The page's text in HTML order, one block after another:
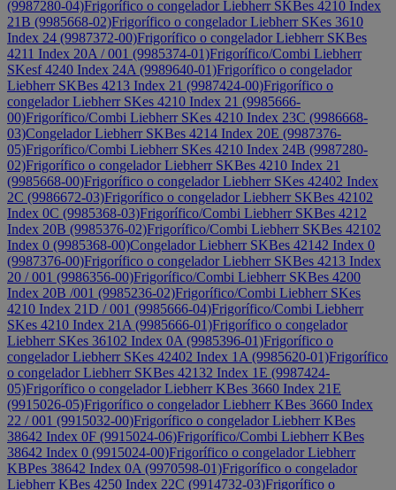
(9987280-04)Frigorífico o congelador Liebherr SKBes 4210 Index
21B (9985668-02)Frigorífico o congelador Liebherr SKes 3610
Index 24 (9987372-00)Frigorífico o congelador Liebherr SKBes
4211 Index 20A / 001 (9985374-01)Frigorífico/Combi Liebherr
SKesf 4240 Index 24A (9989640-01)Frigorífico o congelador
Liebherr SKBes 4213 Index 21 (9987424-00)Frigorífico o
congelador Liebherr SKes 4210 Index 21 (9985666-
00)Frigorífico/Combi Liebherr SKes 4210 Index 23C (9986668-
03)Congelador Liebherr SKBes 4214 Index 20E (9987376-
05)Frigorífico/Combi Liebherr SKes 4210 Index 24B (9987280-
02)Frigorífico o congelador Liebherr SKBes 4210 Index 21
(9985668-00)Frigorífico o congelador Liebherr SKes 42402 Index
2C (9986672-03)Frigorífico o congelador Liebherr SKBes 42102
Index 0C (9985368-03)Frigorífico/Combi Liebherr SKBes 4212
Index 20B (9985376-02)Frigorífico/Combi Liebherr SKBes 42102
Index 0 (9985368-00)Congelador Liebherr SKBes 42142 Index 0
(9987376-00)Frigorífico o congelador Liebherr SKBes 4213 Index
20 / 001 (9986356-00)Frigorífico/Combi Liebherr SKBes 4200
Index 20B /001 (9985236-02)Frigorífico/Combi Liebherr SKes
4210 Index 21D / 001 (9985666-04)Frigorífico/Combi Liebherr
SKes 4210 Index 21A (9985666-01)Frigorífico o congelador
Liebherr SKes 36102 Index 0A (9985396-01)Frigorífico o
congelador Liebherr SKes 42402 Index 1A (9985620-01)Frigorífico
o congelador Liebherr SKBes 42132 Index 1E (9987424-
05)Frigorífico o congelador Liebherr KBes 3660 Index 21E
(9915026-05)Frigorífico o congelador Liebherr KBes 3660 Index
22 / 001 (9915032-00)Frigorífico o congelador Liebherr KBes
38642 Index 0F (9915024-06)Frigorífico/Combi Liebherr KBes
38642 Index 0 (9915024-00)Frigorífico o congelador Liebherr
KBPes 38642 Index 0A (9970598-01)Frigorífico o congelador
Liebherr KBes 4250 Index 22C (9914732-03)Frigorífico o